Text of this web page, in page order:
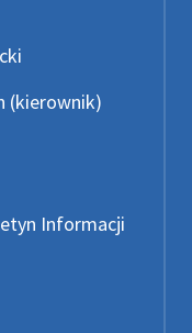
(kierownik)
Informacji